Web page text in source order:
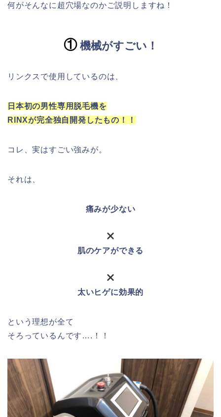
何がそんなに超穴場なのかご説明しますね！
①機械がすごい！
リンクスで使用しているのは、
日本初の男性専用脱毛機を
RINXが完全独自開発したもの！！
コレ、実はすごい強みが。
それは、
痛みが少ない
肌のケアができる
太いヒゲに効果的
という理想が全て
そろっているんです….！！